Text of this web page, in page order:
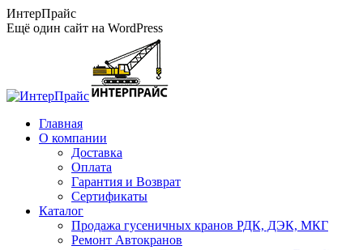
Перейти
к
ИнтерПрайс
Ещё один сайт на WordPress
Главная
О компании
Доставка
Оплата
Гарантия и Возврат
Сертификаты
Каталог
Продажа гусеничных кранов РДК, ДЭК, МКГ
Ремонт Автокранов